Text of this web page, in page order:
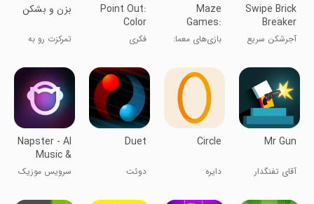
Swipe Brick
Breaker
آجرشکن سریع
Maze
Games:
Labyrinth
Puzzles
بازی‌های معما:
هزارتویی
Point Out:
Color
Escape
Puzzle
فکری
بزن و بشکن
تمرکزت رو به
Mr Gun
آقای تفنگدار
Circle
دایره
Duet
دوئت
Napster - AI
Music &
Experts
سرویس موزیک